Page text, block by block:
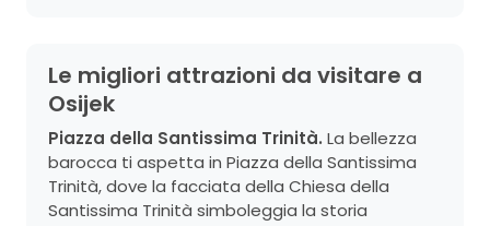
Le migliori attrazioni da visitare a
Osijek
Piazza della Santissima Trinità. La bellezza
barocca ti aspetta in Piazza della Santissima
Trinità, dove la facciata della Chiesa della
Santissima Trinità simboleggia la storia